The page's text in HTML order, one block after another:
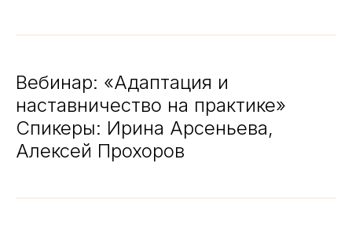
Вебинар: «Адаптация и
наставничество на практике»
Спикеры: Ирина Арсеньева,
Алексей Прохоров